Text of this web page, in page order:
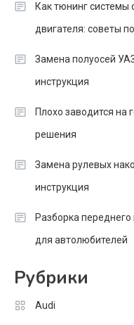
Как тюнинг системы
двигателя: советы
Замена полуосей
инструкция
Плохо заводится на
решения
Замена рулевых
инструкция
Разборка
для автолюбителей
Рубрики
Audi